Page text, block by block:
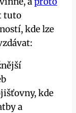
tuto
kde lze
kde
a